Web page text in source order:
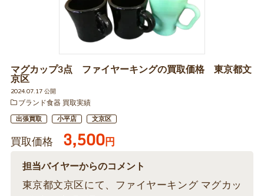
マグカップ3点 ファイヤーキングの買取価格 東京都文
京区
2024.07.17 公開
ブランド食器 買取実績
出張買取 小平店 文京区
買取価格 3,500円
担当バイヤーからのコメント
東京都文京区にて、ファイヤーキング マグカッ